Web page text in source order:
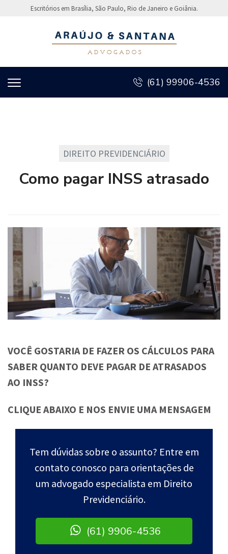
Escritórios em Brasília, São Paulo, Rio de Janeiro e Goiânia.
(61) 99906-4536
DIREITO PREVIDENCIÁRIO
Como pagar INSS atrasado
VOCÊ GOSTARIA DE FAZER OS CÁLCULOS PARA
SABER QUANTO DEVE PAGAR DE ATRASADOS
AO INSS?
CLIQUE ABAIXO E NOS ENVIE UMA MENSAGEM
Tem dúvidas sobre o assunto? Entre em
contato conosco para orientações de
um advogado especialista em Direito
Previdenciário.
(61) 9906-4536